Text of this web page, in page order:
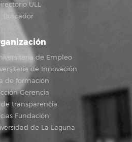
ULL
Buscador
de Empleo
de Innovación
de formación
Gerencia
transparencia
Fundación
de La Laguna